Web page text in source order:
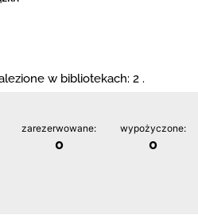
w bibliotekach: 2 .
zarezerwowane:
0
wypożyczone:
0